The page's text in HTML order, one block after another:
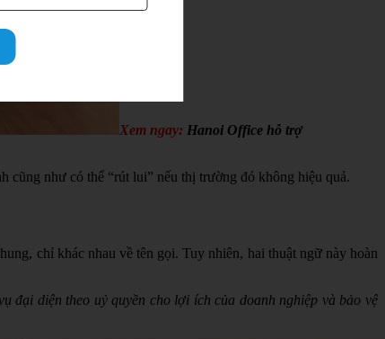
Xem ngay: Hanoi Office hỗ trợ
cũng như có thể “rút lui” nếu thị trường đó không hiệu quả.
chỉ khác nhau về tên gọi. Tuy nhiên, hai thuật ngữ này hoàn
đại diện theo uỷ quyền cho lợi ích của doanh nghiệp và bảo vệ